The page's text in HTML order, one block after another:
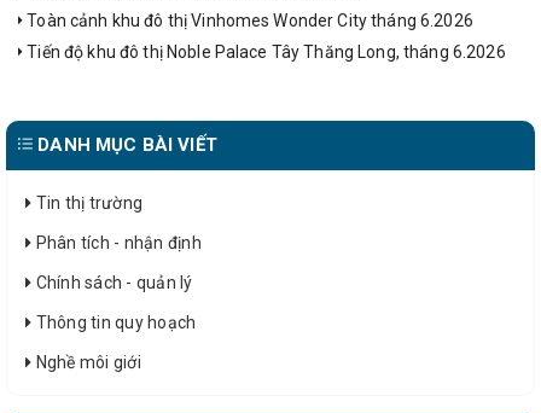
Toàn cảnh khu đô thị Vinhomes Wonder City tháng 6.2026
Tiến độ khu đô thị Noble Palace Tây Thăng Long, tháng 6.2026
DANH MỤC BÀI VIẾT
Tin thị trường
Phân tích - nhận định
Chính sách - quản lý
Thông tin quy hoạch
Nghề môi giới